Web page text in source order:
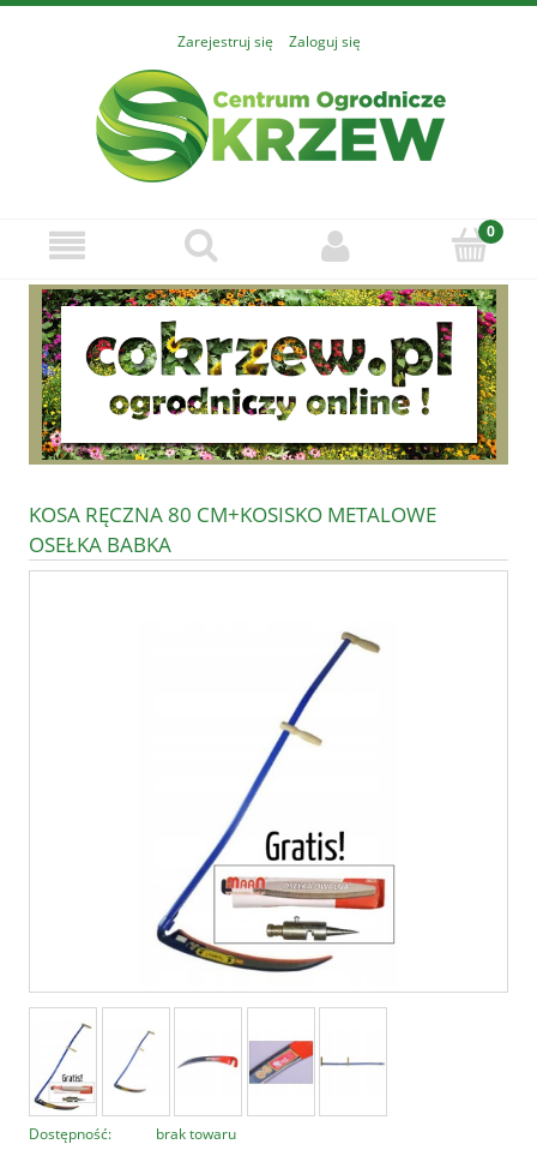
Zarejestruj się Zaloguj się
KOSA RĘCZNA 80 CM+KOSISKO METALOWE
OSEŁKA BABKA
Dostępność: brak towaru